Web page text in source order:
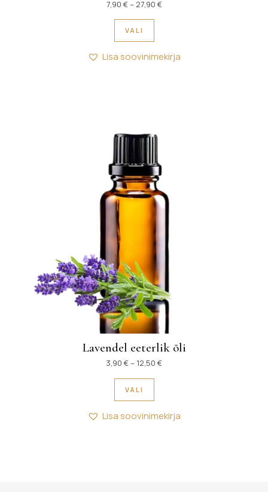
7,90 €– 27,90 €Hinnavahemik: 7,90 € kuni
VALI
Sellel tootel on mitu
Lisa soovinimekirja
Lavendel eeterlik õli
3,90 €– 12,50 €Hinnavahemik: 3,90 € kuni
VALI
Sellel tootel on mitu
Lisa soovinimekirja